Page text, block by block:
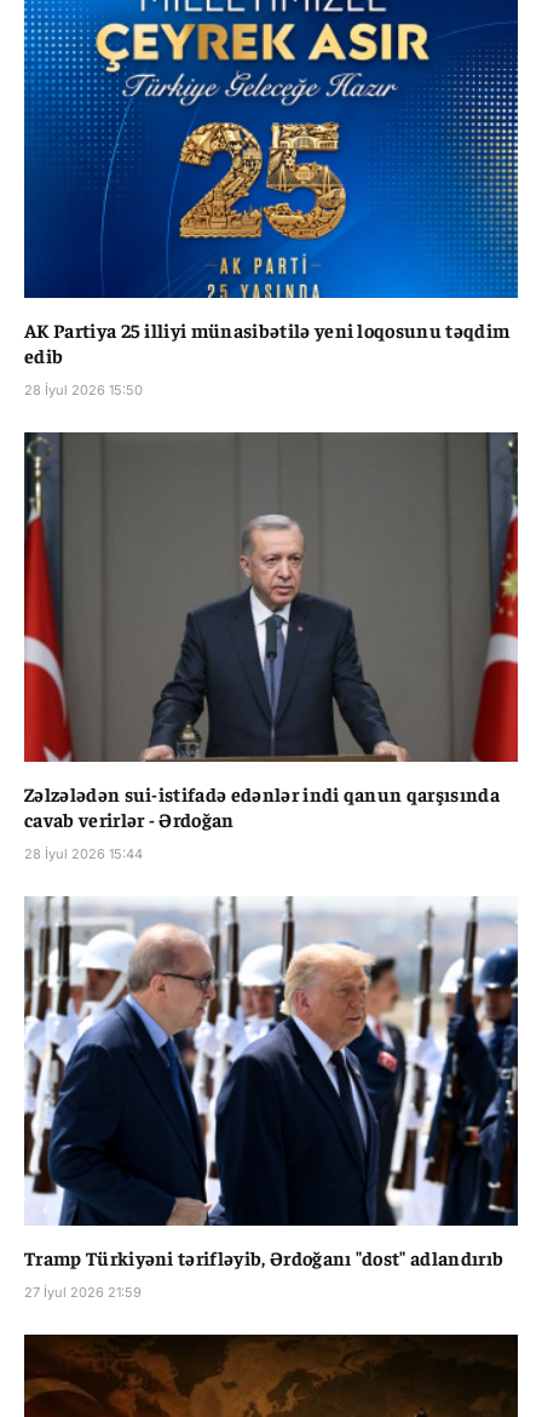
AK Partiya 25 illiyi münasibətilə yeni loqosunu təqdim
edib
28 İyul 2026 15:50
Zəlzələdən sui-istifadə edənlər indi qanun qarşısında
cavab verirlər - Ərdoğan
28 İyul 2026 15:44
Tramp Türkiyəni tərifləyib, Ərdoğanı "dost" adlandırıb
27 İyul 2026 21:59